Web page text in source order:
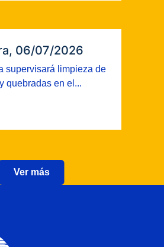
06/07/2026
supervisará limpieza de
quebradas en el...
Ver más